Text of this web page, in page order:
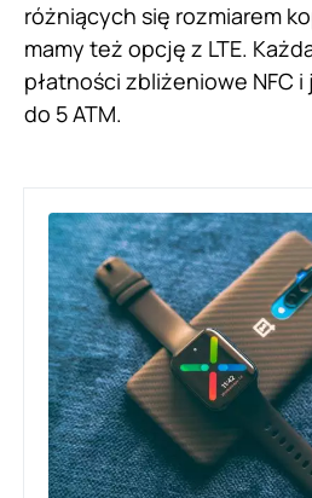
różniących się rozmiarem
mamy też opcję z LTE.
płatności zbliżeniowe NFC
do 5 ATM.